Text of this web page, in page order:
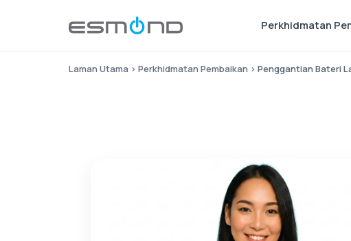
Perkhidmatan
Laman Utama › Perkhidmatan Pembaikan › Penggantian Bateri